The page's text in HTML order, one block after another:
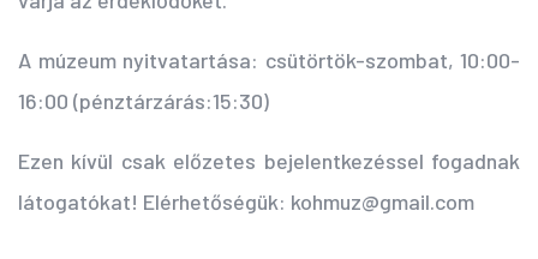
A múzeum nyitvatartása: csütörtök-szombat, 10:00-
16:00 (pénztárzárás:15:30)
Ezen kívül csak előzetes bejelentkezéssel fogadnak
látogatókat! Elérhetőségük: kohmuz@gmail.com